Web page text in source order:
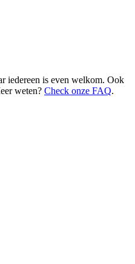
iedereen is even welkom. Ook
weten? Check onze FAQ.